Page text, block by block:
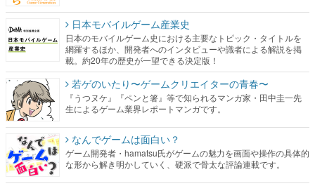
日本モバイルゲーム産業史
日本のモバイルゲーム史における主要なトピック・タイトルを
網羅するほか、開発者へのインタビューや識者による解説を掲
載。約20年の歴史が一望できる決定版！
若ゲのいたり〜ゲームクリエイターの青春〜
『うつヌケ』『ペンと箸』等で知られるマンガ家・田中圭一先
生によるゲーム業界レポートマンガです。
なんでゲームは面白い？
ゲーム開発者・hamatsu氏がゲームの魅力を画面や操作の具体的
な形から解き明かしていく、硬派で骨太な評論連載です。